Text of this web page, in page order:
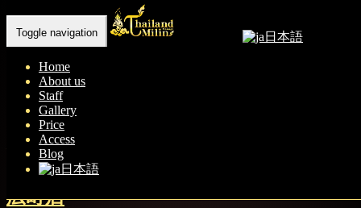
日本語
Toggle navigation
Home
About us
Staff
Gallery
Price
Access
Blog
日本語
Tag: 末広町タイ古式マッサージ
Home - 末広町タイ古式マッサージ
秋葉原 末広町 タイ古式マッサージ | タ
イランド ミリン マッサージ 秋葉原•末
広町店